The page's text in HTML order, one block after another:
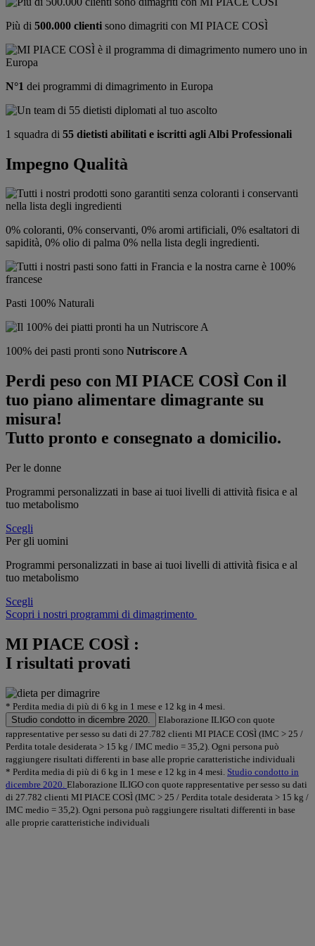
Più di 500.000 clienti sono dimagriti con MI PIACE COSÌ
N°1 dei programmi di dimagrimento in Europa
1 squadra di 55 dietisti abilitati e iscritti agli Albi Professionali
Impegno Qualità
0% coloranti, 0% conservanti, 0% aromi artificiali, 0% esaltatori di
sapidità, 0% olio di palma 0% nella lista degli ingredienti.
Pasti 100% Naturali
100% dei pasti pronti sono Nutriscore A
Perdi peso con MI PIACE COSÌ Con il
tuo piano alimentare dimagrante su
misura!
Tutto pronto e consegnato a domicilio.
Per le donne
Programmi personalizzati in base ai tuoi livelli di attività fisica e al
tuo metabolismo
Scegli
Per gli uomini
Programmi personalizzati in base ai tuoi livelli di attività fisica e al
tuo metabolismo
Scegli
Scopri i nostri programmi di dimagrimento
MI PIACE COSÌ :
I risultati provati
* Perdita media di più di 6 kg in 1 mese e 12 kg in 4 mesi.
Studio condotto in dicembre 2020.
Elaborazione ILIGO con quote
rappresentative per sesso su dati di 27.782 clienti MI PIACE COSÌ (IMC > 25 /
Perdita totale desiderata > 15 kg / IMC medio = 35,2). Ogni persona può
raggiungere risultati differenti in base alle proprie caratteristiche individuali
* Perdita media di più di 6 kg in 1 mese e 12 kg in 4 mesi. Studio condotto in
dicembre 2020. Elaborazione ILIGO con quote rappresentative per sesso su dati
di 27.782 clienti MI PIACE COSÌ (IMC > 25 / Perdita totale desiderata > 15 kg /
IMC medio = 35,2). Ogni persona può raggiungere risultati differenti in base
alle proprie caratteristiche individuali